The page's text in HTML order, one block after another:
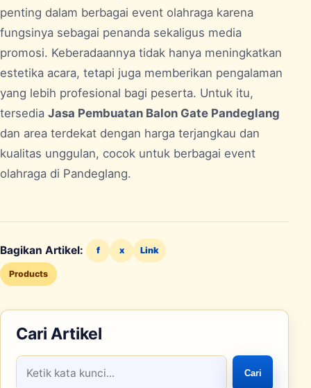
penting dalam berbagai event olahraga karena
fungsinya sebagai penanda sekaligus media
promosi. Keberadaannya tidak hanya meningkatkan
estetika acara, tetapi juga memberikan pengalaman
yang lebih profesional bagi peserta. Untuk itu,
tersedia Jasa Pembuatan Balon Gate Pandeglang
dan area terdekat dengan harga terjangkau dan
kualitas unggulan, cocok untuk berbagai event
olahraga di Pandeglang.
Bagikan Artikel: f x Link
Products
Cari Artikel
Cari